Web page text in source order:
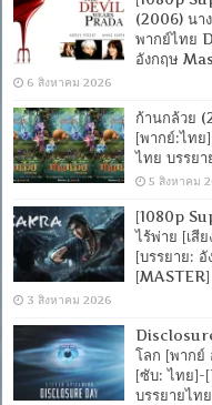
(2006) นา
พากย์ไทย
อังกฤษ
6 สิงหาคม 2026
ก้านกล้วย
[พากย์:ไทย
ไทย บรรย
5 สิงหาคม
[1080p
ไร้พ่าย [เสี
[บรรยาย:
[MASTER]
3 สิงหาคม 2026
โลก [พากย์
[ซับ: ไทย]-
บรรยายไท